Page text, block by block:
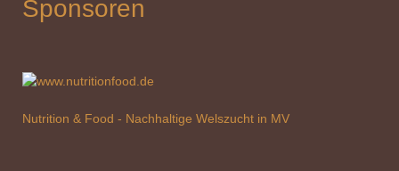
Sponsoren
Nutrition & Food - Nachhaltige Welszucht in MV